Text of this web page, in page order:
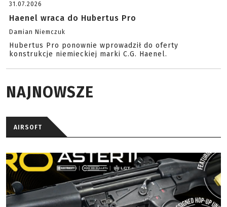
31.07.2026
Haenel wraca do Hubertus Pro
Damian Niemczuk
Hubertus Pro ponownie wprowadził do oferty
konstrukcje niemieckiej marki C.G. Haenel.
NAJNOWSZE
AIRSOFT